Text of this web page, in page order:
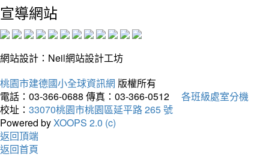
宣導網站
網站設計：Neil網站設計工坊
桃園市建德國小全球資訊網 版權所有
電話：03-366-0688 傳真：03-366-0512
各班級處室分機
校址： 33070桃園市桃園區延平路 265 號
Powered byXOOPS 2.0 (c)
返回頂端
返回首頁